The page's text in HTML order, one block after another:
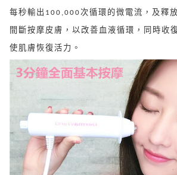
每秒輸出100,000次循環的微電流，及釋
間斷按摩皮膚，以改善血液循環，同時收
使肌膚恢復活力。